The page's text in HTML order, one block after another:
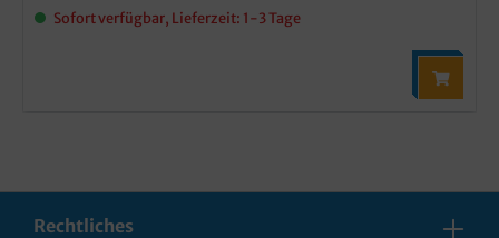
Sofort verfügbar, Lieferzeit: 1-3 Tage
Rechtliches